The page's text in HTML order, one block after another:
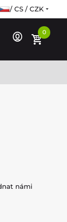
/ CS / CZK
0
námi